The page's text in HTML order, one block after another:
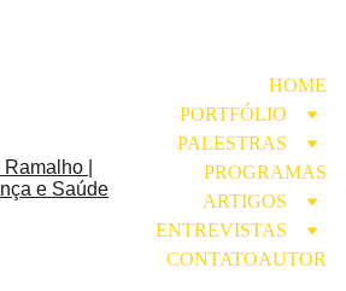
HOME
PORTFÓLIO
PALESTRAS
PROGRAMAS
ARTIGOS
ENTREVISTAS
CONTATOAUTOR